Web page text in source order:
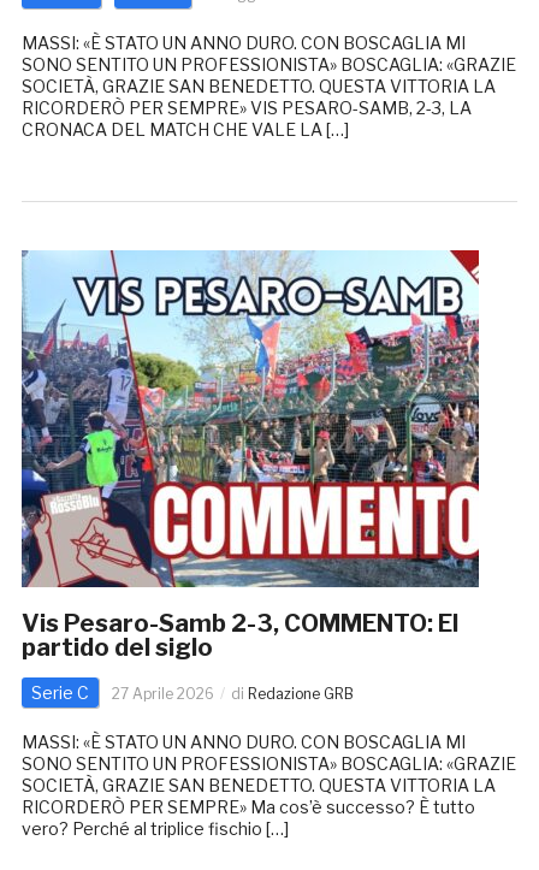
MASSI: «È STATO UN ANNO DURO. CON BOSCAGLIA MI
SONO SENTITO UN PROFESSIONISTA» BOSCAGLIA: «GRAZIE
SOCIETÀ, GRAZIE SAN BENEDETTO. QUESTA VITTORIA LA
RICORDERÒ PER SEMPRE» VIS PESARO-SAMB, 2-3, LA
CRONACA DEL MATCH CHE VALE LA […]
Vis Pesaro-Samb 2-3, COMMENTO: El
partido del siglo
Serie C 27 Aprile 2026 di Redazione GRB
MASSI: «È STATO UN ANNO DURO. CON BOSCAGLIA MI
SONO SENTITO UN PROFESSIONISTA» BOSCAGLIA: «GRAZIE
SOCIETÀ, GRAZIE SAN BENEDETTO. QUESTA VITTORIA LA
RICORDERÒ PER SEMPRE» Ma cos’è successo? È tutto
vero? Perché al triplice fischio […]